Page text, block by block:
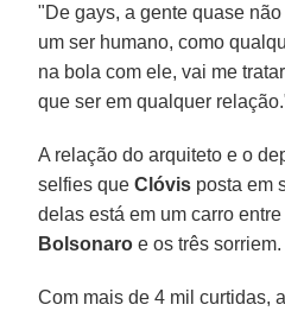
"De gays, a gente quase
um ser humano, como
na bola com ele, vai me
que ser em qualquer
A relação do arquiteto e o
selfies queClóvis posta em
delas está em um carro
Bolsonaro e os três sorriem.
Com mais de 4 mil curtidas,